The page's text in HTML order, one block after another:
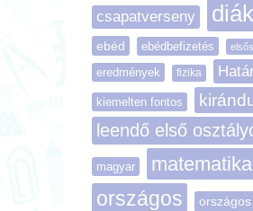
csapatverseny
ebéd ebédbefizetés
eredmények
fizika
kiemelten fontos
leendő első
magyar matematika
országos